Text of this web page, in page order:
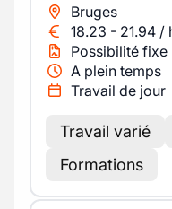
Bruges
18.23 - 21.94 /
Possibilité fixe
A plein temps
Travail de jour
Travail varié
Formations